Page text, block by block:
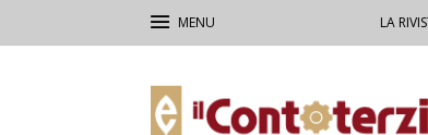
LA
Contoterzista